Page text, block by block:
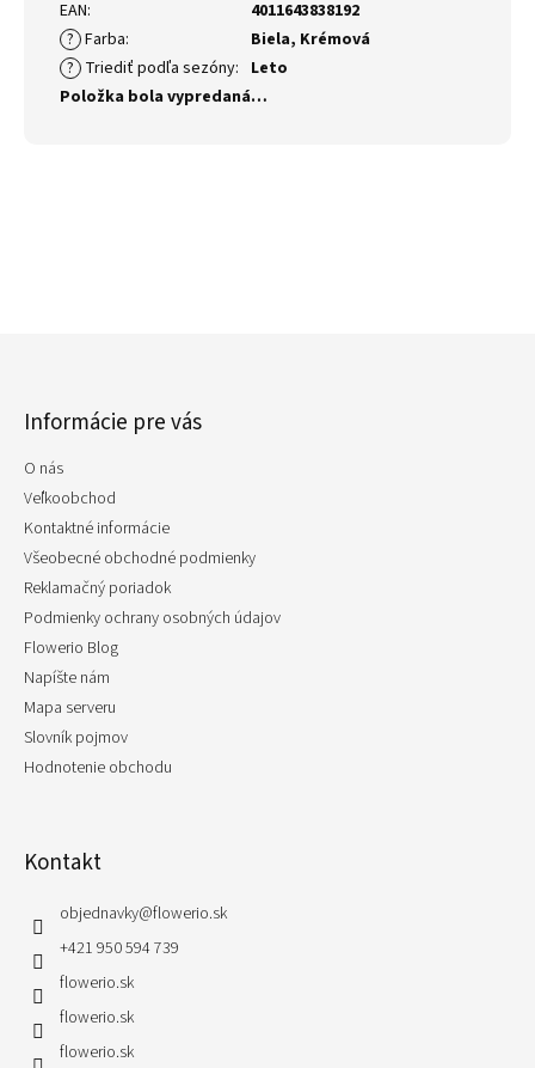
EAN:
4011643838192
? Farba: Biela, Krémová
? Triediť podľa sezóny: Leto
Položka bola vypredaná…
Informácie pre vás
O nás
Veľkoobchod
Kontaktné informácie
Všeobecné obchodné podmienky
Reklamačný poriadok
Podmienky ochrany osobných údajov
Flowerio Blog
Napíšte nám
Mapa serveru
Slovník pojmov
Hodnotenie obchodu
Kontakt
objednavky@flowerio.sk
+421 950 594 739
flowerio.sk
flowerio.sk
flowerio.sk